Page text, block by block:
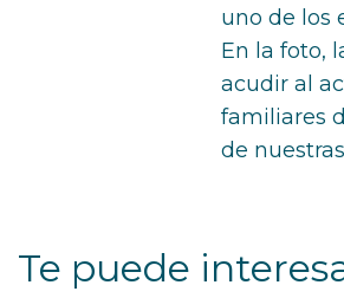
uno de los
En la foto,
acudir al
familiares
de
Te puede